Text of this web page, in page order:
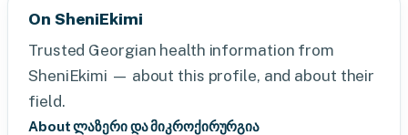
On SheniEkimi
Trusted Georgian health information from
SheniEkimi — about this profile, and about their
field.
About ლაზერი და მიკროქირურგია